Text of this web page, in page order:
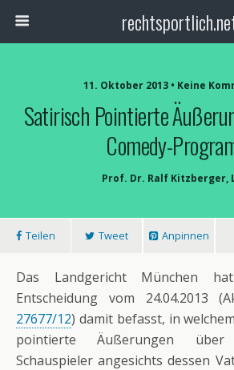
11. Oktober 2013 • Keine
Satirisch Pointierte
Comedy-
Prof. Dr. Ralf Kitzberger,
Teilen Tweet Anpinnen
Das Landgericht München
Entscheidung vom 24.04.2013
27677/12) damit befasst, in
pointierte Äußerungen
Schauspieler angesichts dessen